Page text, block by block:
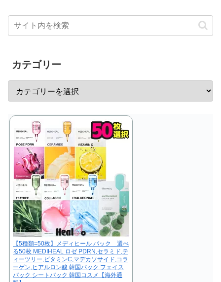
カテゴリー
【5種類=50枚】メディヒール パック 選べ
る50枚 MEDIHEAL ロゼ PDRN,セラミド,テ
ィーツリー,ビタミンC,マデカソサイド,コラ
ーゲン,ヒアルロン酸 韓国パック フェイス
パック シートパック 韓国コスメ【海外通